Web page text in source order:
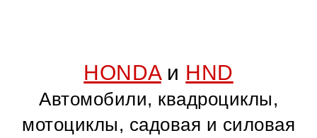
HONDAи HND
Автомобили, квадроциклы,
мотоциклы, садовая и силовая